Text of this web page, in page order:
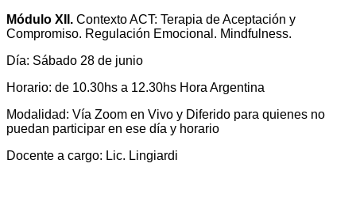
Módulo XII. Contexto ACT: Terapia de Aceptación y
Compromiso. Regulación Emocional. Mindfulness.
Día: Sábado 28 de junio
Horario: de 10.30hs a 12.30hs Hora Argentina
Modalidad: Vía Zoom en Vivo y Diferido para quienes no
puedan participar en ese día y horario
Docente a cargo: Lic. Lingiardi